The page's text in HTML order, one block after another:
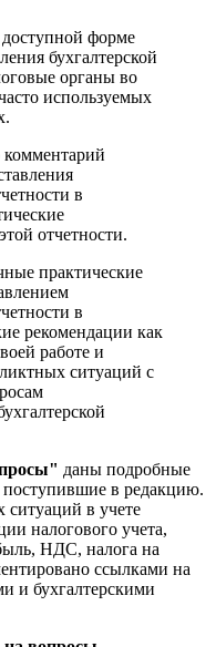
форме
бухгалтерской
органы во
используемых
комментарий
в
отчетности.
практические
в
рекомендации как
работе и
ситуаций с
даны подробные
поступившие в редакцию.
ситуаций в учете
налогового учета,
НДС, налога на
ссылками на
и бухгалтерскими